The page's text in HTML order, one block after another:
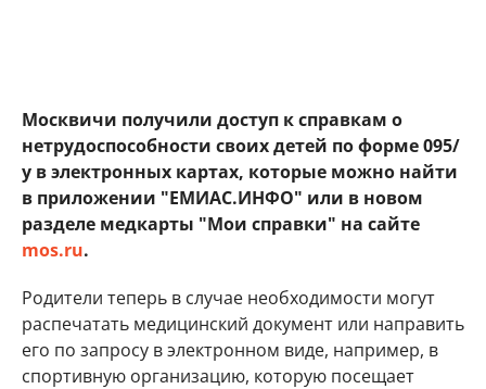
Москвичи получили доступ к справкам о
нетрудоспособности своих детей по форме 095/
у в электронных картах, которые можно найти
в приложении "ЕМИАС.ИНФО" или в новом
разделе медкарты "Мои справки" на сайте
mos.ru.
Родители теперь в случае необходимости могут
распечатать медицинский документ или направить
его по запросу в электронном виде, например, в
спортивную организацию, которую посещает